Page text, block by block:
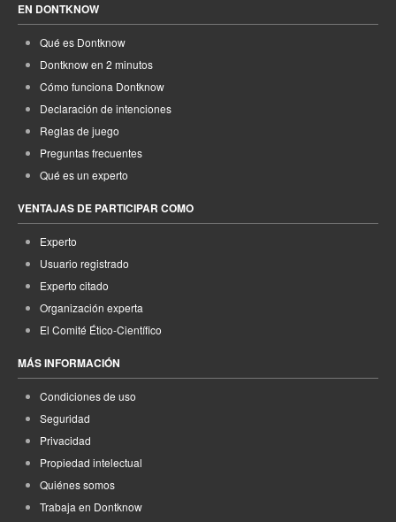
EN DONTKNOW
Qué es Dontknow
Dontknow en 2 minutos
Cómo funciona Dontknow
Declaración de intenciones
Reglas de juego
Preguntas frecuentes
Qué es un experto
VENTAJAS DE PARTICIPAR COMO
Experto
Usuario registrado
Experto citado
Organización experta
El Comité Ético-Científico
MÁS INFORMACIÓN
Condiciones de uso
Seguridad
Privacidad
Propiedad intelectual
Quiénes somos
Trabaja en Dontknow